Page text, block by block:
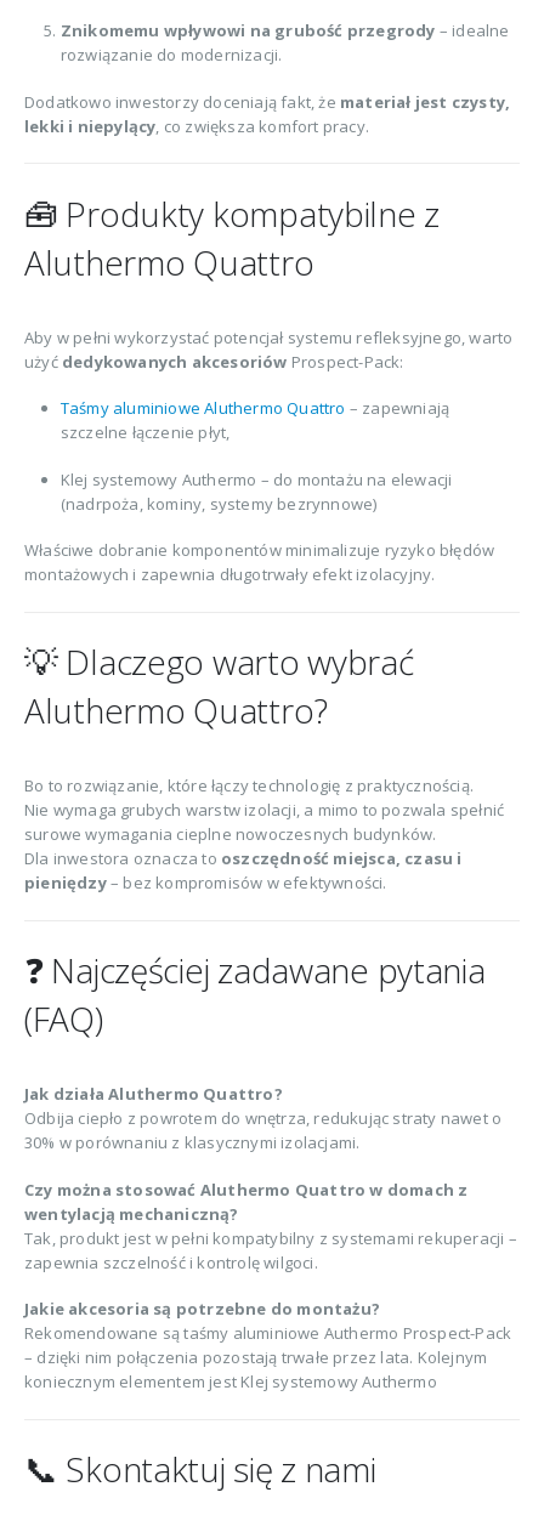
Znikomemu wpływowi na grubość przegrody – idealne
rozwiązanie do modernizacji.
Dodatkowo inwestorzy doceniają fakt, że materiał jest czysty,
lekki i niepylący, co zwiększa komfort pracy.
🧰 Produkty kompatybilne z
Aluthermo Quattro
Aby w pełni wykorzystać potencjał systemu refleksyjnego, warto
użyć dedykowanych akcesoriów Prospect-Pack:
Taśmy aluminiowe Aluthermo Quattro – zapewniają
szczelne łączenie płyt,
Klej systemowy Authermo – do montażu na elewacji
(nadrpoża, kominy, systemy bezrynnowe)
Właściwe dobranie komponentów minimalizuje ryzyko błędów
montażowych i zapewnia długotrwały efekt izolacyjny.
💡 Dlaczego warto wybrać
Aluthermo Quattro?
Bo to rozwiązanie, które łączy technologię z praktycznością.
Nie wymaga grubych warstw izolacji, a mimo to pozwala spełnić
surowe wymagania cieplne nowoczesnych budynków.
Dla inwestora oznacza to oszczędność miejsca, czasu i
pieniędzy– bez kompromisów w efektywności.
❓ Najczęściej zadawane pytania
(FAQ)
Jak działa Aluthermo Quattro?
Odbija ciepło z powrotem do wnętrza, redukując straty nawet o
30% w porównaniu z klasycznymi izolacjami.
Czy można stosować Aluthermo Quattro w domach z
wentylacją mechaniczną?
Tak, produkt jest w pełni kompatybilny z systemami rekuperacji –
zapewnia szczelność i kontrolę wilgoci.
Jakie akcesoria są potrzebne do montażu?
Rekomendowane są taśmy aluminiowe Authermo Prospect-Pack
– dzięki nim połączenia pozostają trwałe przez lata. Kolejnym
koniecznym elementem jest Klej systemowy Authermo
📞 Skontaktuj się z nami